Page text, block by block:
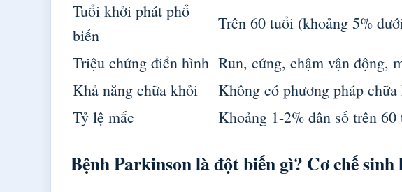
Tuổi khởi phát phổ
biến
Trên 60 tuổi (khoảng 5%
Triệu chứng điển hình Run, cứng, chậm vận động,
Khả năng chữa khỏi
Không có phương pháp
Tỷ lệ mắc
Khoảng 1-2% dân số trên 60
Bệnh Parkinson là đột biến gì? Cơ chế sinh